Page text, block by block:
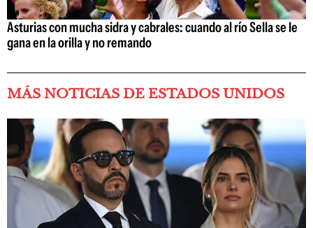
Asturias con mucha sidra y cabrales: cuando al río Sella se le
gana en la orilla y no remando
MÁS NOTICIAS DE ESTADOS UNIDOS